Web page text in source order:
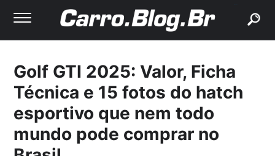
Golf GTI 2025: Valor, Ficha
Técnica e 15 fotos do hatch
esportivo que nem todo
mundo pode comprar no